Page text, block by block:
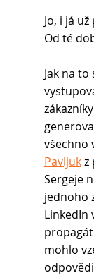
Jo, i já
Od té
Jak na to
všechno
Pavljuk z
Sergeje
jednoho
LinkedIn
mohlo